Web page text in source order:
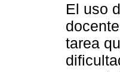
El uso
tarea